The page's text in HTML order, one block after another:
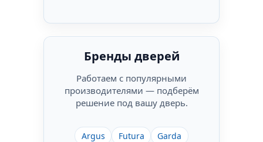
Бренды дверей
Работаем с популярными
производителями — подберём
решение под вашу дверь.
Argus Futura
Garda